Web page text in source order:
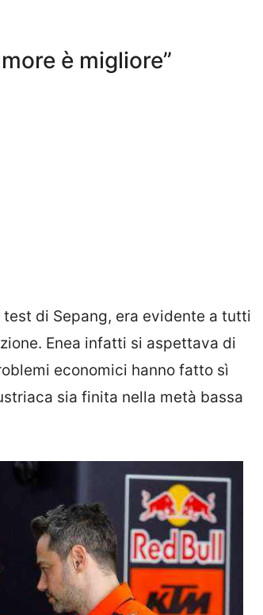
è migliore”
test di Sepang, era evidente a tutti
Enea infatti si aspettava di
economici hanno fatto sì
sia finita nella metà bassa